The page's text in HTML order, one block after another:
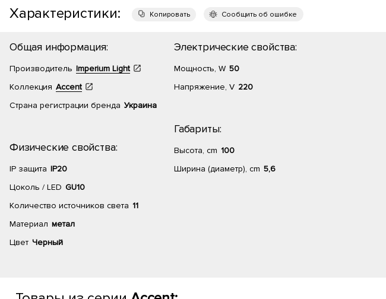
Характеристики: Копировать Сообщить об ошибке
Общая информация:
Производитель Imperium Light
Коллекция Accent
Страна регистрации бренда Украина
Физические свойства:
IP защита IP20
Цоколь / LED GU10
Количество источников света 11
Материал метал
Цвет Черный
Электрические свойства:
Мощность, W 50
Напряжение, V 220
Габариты:
Высота, cm 100
Ширина (диаметр), cm 5,6